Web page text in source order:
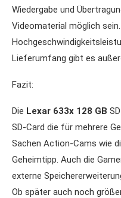
Wiedergabe und
Videomaterial möglich
Lieferumfang gibt es
Fazit:
Die Lexar 633x 128 GB
SD-Card die für mehrere
Sachen Action-Cams wie
Geheimtipp. Auch die
externe
Ob später auch noch